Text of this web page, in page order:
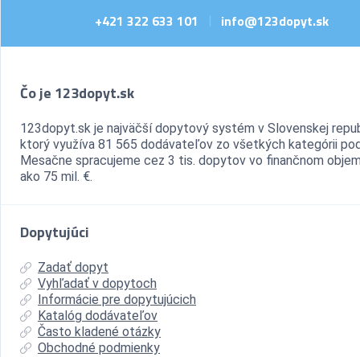
+421 322 633 101 info@123dopyt.sk
Čo je 123dopyt.sk
123dopyt.sk je najväčší dopytový systém v Slovenskej
ktorý využíva 81 565 dodávateľov zo všetkých kategórii
Mesačne spracujeme cez 3 tis. dopytov vo finančnom
ako 75 mil. €.
Dopytujúci
Zadať dopyt
Vyhľadať v dopytoch
Informácie pre dopytujúcich
Katalóg dodávateľov
Často kladené otázky
Obchodné podmienky